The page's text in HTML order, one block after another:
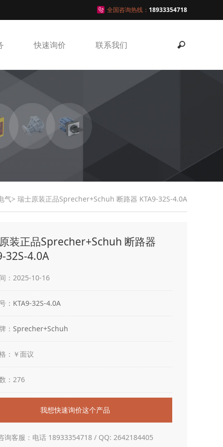
全国咨询热线： 18933354718
快速询价 联系我们
气> 瑞士原装正品Sprecher+Schuh 断路器 KTA9-32S-4.0A
装正品Sprecher+Schuh 断路器
32S-4.0A
：2025-10-16
： KTA9-32S-4.0A
： Sprecher+Schuh
：￥面议
：276
我想快速询价这个产品
询客服：电话 18933354718 / QQ: 2642184405